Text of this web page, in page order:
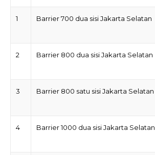
1 Barrier 700 dua sisi Jakarta Selatan
2 Barrier 800 dua sisi Jakarta Selatan
3 Barrier 800 satu sisi Jakarta Selatan
4 Barrier 1000 dua sisi Jakarta Selatan